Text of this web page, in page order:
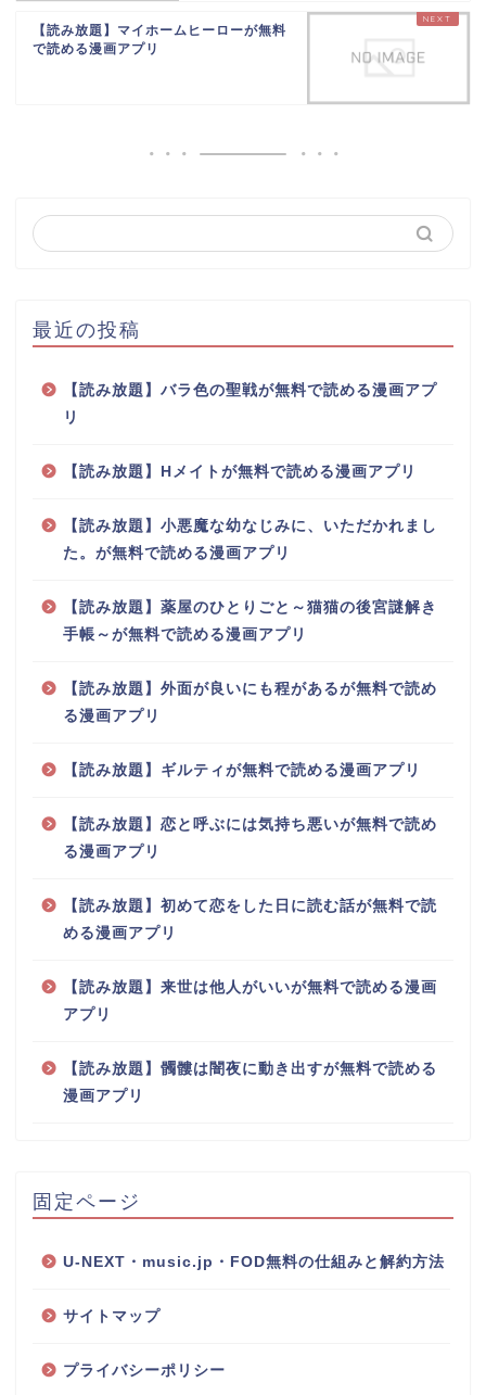
【読み放題】マイホームヒーローが無料
で読める漫画アプリ
最近の投稿
【読み放題】バラ色の聖戦が無料で読める漫画アプ
リ
【読み放題】Hメイトが無料で読める漫画アプリ
【読み放題】小悪魔な幼なじみに、いただかれまし
た。が無料で読める漫画アプリ
【読み放題】薬屋のひとりごと～猫猫の後宮謎解き
手帳～が無料で読める漫画アプリ
【読み放題】外面が良いにも程があるが無料で読め
る漫画アプリ
【読み放題】ギルティが無料で読める漫画アプリ
【読み放題】恋と呼ぶには気持ち悪いが無料で読め
る漫画アプリ
【読み放題】初めて恋をした日に読む話が無料で読
める漫画アプリ
【読み放題】来世は他人がいいが無料で読める漫画
アプリ
【読み放題】髑髏は闇夜に動き出すが無料で読める
漫画アプリ
固定ページ
U-NEXT・music.jp・FOD無料の仕組みと解約方法
サイトマップ
プライバシーポリシー